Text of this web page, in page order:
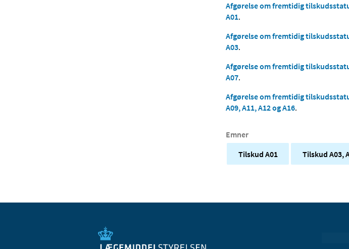
Afgørelse om fremtidig
A01.
Afgørelse om fremtidig
A03.
Afgørelse om fremtidig
A07.
Afgørelse om fremtidig
A09, A11, A12 og A16.
Emner
Tilskud A01
Tilskud A03,